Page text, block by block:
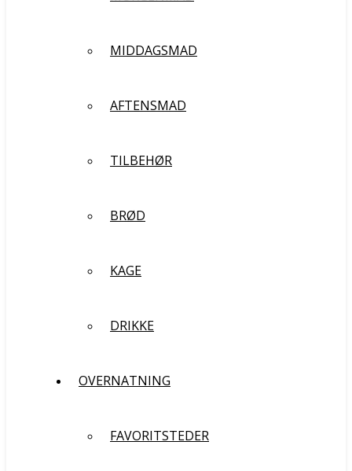
MIDDAGSMAD
AFTENSMAD
TILBEHØR
BRØD
KAGE
DRIKKE
OVERNATNING
FAVORITSTEDER